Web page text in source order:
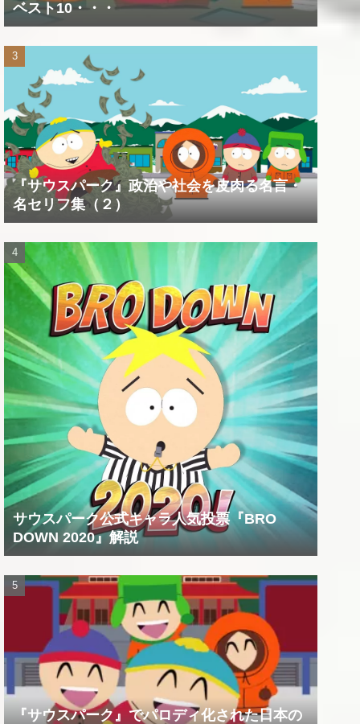
ベスト10・・・
『サウスパーク』政治や社会を皮肉る名言・
名セリフ集（２）
サウスパーク公式キャラ人気投票『BRO
DOWN 2020』解説
『サウスパーク』でパロディ化された日本の